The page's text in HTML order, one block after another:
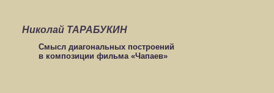
Николай ТАРАБУКИН
Смысл диагональных построений
в композиции фильма «Чапаев»